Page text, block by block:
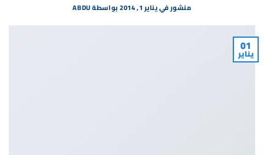
منشور فييناير 1, 2014 بواسطةABDU
01
يناير